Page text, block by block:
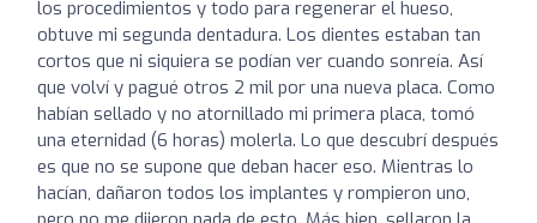
los procedimientos y todo para regenerar el hueso,
obtuve mi segunda dentadura. Los dientes estaban tan
cortos que ni siquiera se podían ver cuando sonreía. Así
que volví y pagué otros 2 mil por una nueva placa. Como
habían sellado y no atornillado mi primera placa, tomó
una eternidad (6 horas) molerla. Lo que descubrí después
es que no se supone que deban hacer eso. Mientras lo
hacían, dañaron todos los implantes y rompieron uno,